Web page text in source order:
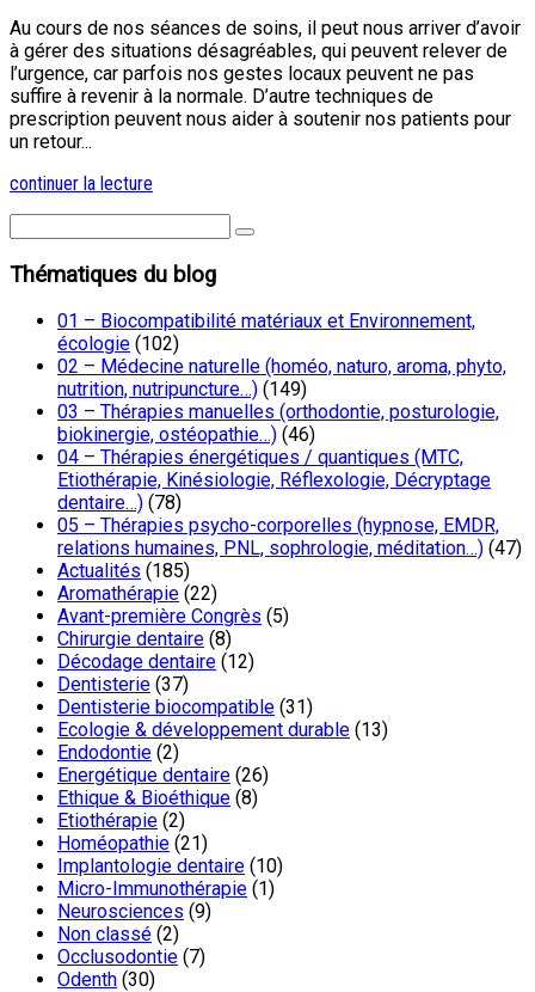
Au cours de nos séances de soins, il peut nous arriver d’avoir
à gérer des situations désagréables, qui peuvent relever de
l’urgence, car parfois nos gestes locaux peuvent ne pas
suffire à revenir à la normale. D’autre techniques de
prescription peuvent nous aider à soutenir nos patients pour
un retour...
continuer la lecture
Thématiques du blog
01 – Biocompatibilité matériaux et Environnement,
écologie (102)
02 – Médecine naturelle (homéo, naturo, aroma, phyto,
nutrition, nutripuncture…) (149)
03 – Thérapies manuelles (orthodontie, posturologie,
biokinergie, ostéopathie…) (46)
04 – Thérapies énergétiques / quantiques (MTC,
Etiothérapie, Kinésiologie, Réflexologie, Décryptage
dentaire…) (78)
05 – Thérapies psycho-corporelles (hypnose, EMDR,
relations humaines, PNL, sophrologie, méditation…) (47)
Actualités (185)
Aromathérapie (22)
Avant-première Congrès (5)
Chirurgie dentaire (8)
Décodage dentaire (12)
Dentisterie (37)
Dentisterie biocompatible (31)
Ecologie & développement durable (13)
Endodontie (2)
Energétique dentaire (26)
Ethique & Bioéthique (8)
Etiothérapie (2)
Homéopathie (21)
Implantologie dentaire (10)
Micro-Immunothérapie (1)
Neurosciences (9)
Non classé (2)
Occlusodontie (7)
Odenth (30)